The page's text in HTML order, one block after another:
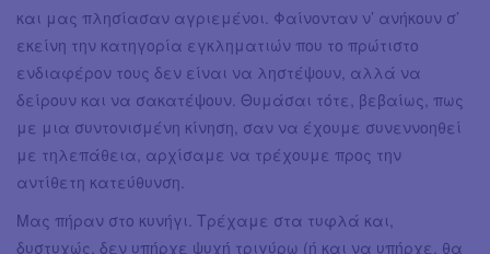
και μας πλησίασαν αγριεμένοι. Φαίνονταν ν’ ανήκουν σ’
εκείνη την κατηγορία εγκληματιών που το πρώτιστο
ενδιαφέρον τους δεν είναι να ληστέψουν, αλλά να
δείρουν και να σακατέψουν. Θυμάσαι τότε, βεβαίως, πως
με μια συντονισμένη κίνηση, σαν να έχουμε συνεννοηθεί
με τηλεπάθεια, αρχίσαμε να τρέχουμε προς την
αντίθετη κατεύθυνση.
Μας πήραν στο κυνήγι. Τρέχαμε στα τυφλά και,
δυστυχώς, δεν υπήρχε ψυχή τριγύρω (ή και να υπήρχε, θα